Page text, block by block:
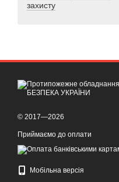
захисту
© 2017—2026
Приймаємо до оплати
Мобільна версія